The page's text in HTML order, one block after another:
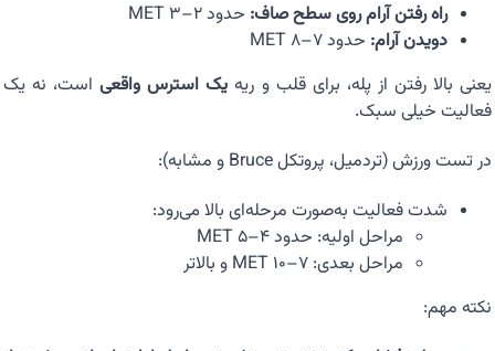
راه رفتن آرام روی سطح صاف: حدود ۲–۳ MET
دویدن آرام: حدود ۷–۸ MET
یعنی بالا رفتن از پله، برای قلب و ریه یک استرس واقعیاست، نه یک
فعالیت خیلی سبک.
در تست ورزش (تردمیل، پروتکل Bruce و مشابه):
شدت فعالیت به‌صورت مرحله‌ای بالا می‌رود:
مراحل اولیه: حدود ۴–۵ MET
مراحل بعدی: ۷–۱۰ MET و بالاتر
نکته مهم: